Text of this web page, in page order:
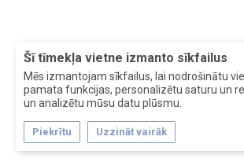
Šī tīmekļa vietne izmanto sīkfailus
Mēs izmantojam sīkfailus, lai nodrošinātu
pamata funkcijas, personalizētu saturu un
un analizētu mūsu datu plūsmu.
Piekrītu Uzzināt vairāk